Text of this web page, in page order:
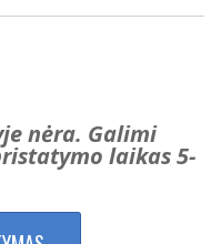
nėra. Galimi
laikas 5-